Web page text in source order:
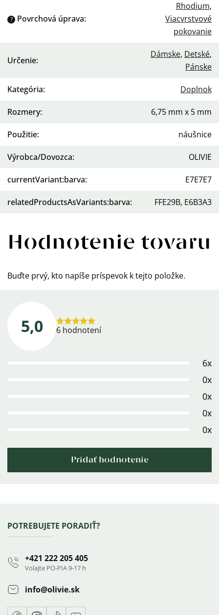
? Povrchová úprava:
Rhodium,
Viacvrstvové
pokovanie
Určenie:
Dámske, Detské,
Pánske
Kategória: Doplnok
Rozmery: 6,75 mm x 5 mm
Použitie: náušnice
Výrobca/Dovozca: OLIVIE
currentVariant:barva: E7E7E7
relatedProductsAsVariants:barva: FFE29B, E6B3A3
Hodnotenie tovaru
Buďte prvý, kto napíše príspevok k tejto položke.
5,0
Priemerné
6 hodnotení
6x
0x
0x
0x
0x
Pridať hodnotenie
Zápätie
POTREBUJETE PORADIŤ?
+421 222 205 405
Volajte PO-PIA 9-17 h
info@olivie.sk